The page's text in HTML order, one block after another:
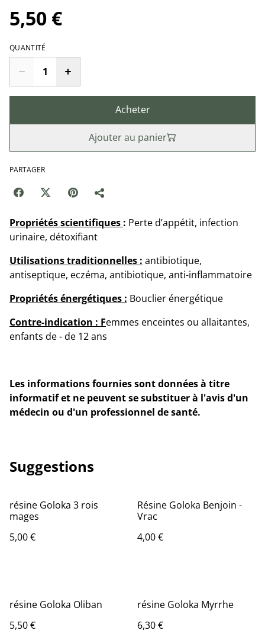
5,50 €
QUANTITÉ
Acheter
Ajouter au panier
PARTAGER
Propriétés scientifiques : Perte d’appétit, infection
urinaire, détoxifiant
Utilisations traditionnelles : antibiotique,
antiseptique, eczéma, antibiotique, anti-inflammatoire
Propriétés énergétiques : Bouclier énergétique
Contre-indication : Femmes enceintes ou allaitantes,
enfants de - de 12 ans
Les informations fournies sont données à titre
informatif et ne peuvent se substituer à l'avis d'un
médecin ou d'un professionnel de santé.
Suggestions
résine Goloka 3 rois
mages
5,00 €
Résine Goloka Benjoin -
Vrac
4,00 €
résine Goloka Oliban
5,50 €
résine Goloka Myrrhe
6,30 €